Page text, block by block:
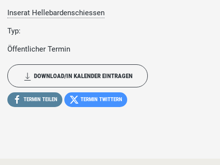
Inserat Hellebardenschiessen
Typ:
Öffentlicher Termin
DOWNLOAD/IN KALENDER EINTRAGEN
TERMIN TEILEN TERMIN TWITTERN